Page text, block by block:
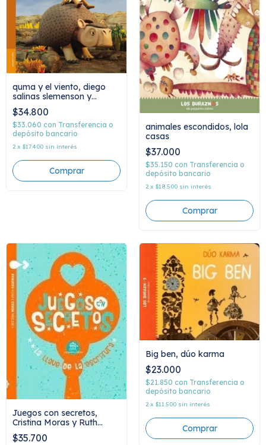
quma y el viento, diego
salinas slemenson y
veronica arcodaci
$34.800
$33.060 con Transferencia o
depósito bancario
2 x $17.400 sin interés
animales escondidos, lola
casas
$37.000
$35.150 con Transferencia o
depósito bancario
2 x $18.500 sin interés
Juegos con secretos,
Cristina Moras y Ruth
Kaufman
$35.700
Big ben, dúo karma
$23.000
$21.850 con Transferencia o
depósito bancario
2 x $11.500 sin interés